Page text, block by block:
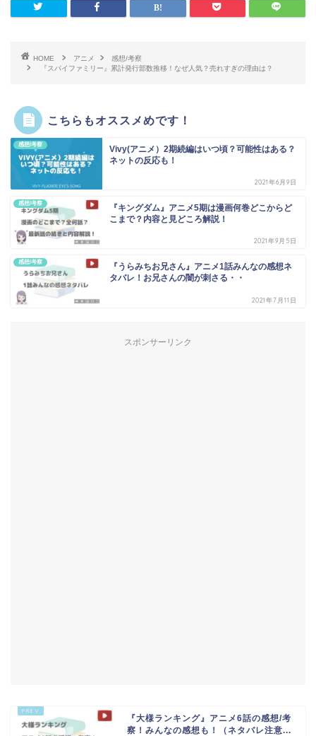
HOME アニメ
感想/考察
『スパイファミリー』累計発行部数推移！なぜ人気？売れすぎの理由は？
こちらもオススメめです！
感想/考察
Vivy(アニメ）2期続編はいつ頃？可能性はある？
ネットの反応も！
2021年6月9日
感想/考察
『キングダム』アニメ5期は漫画何巻どこからど
こまで？内容と見どころ解説！
2021年9月5日
感想/考察
『うらみちお兄さん』アニメ1話みんなの感想ネ
タバレ！お兄さんの闇が刺さる・・
2021年7月11日
スポンサーリンク
『大様ランキング』アニメ6話の感想/考
察！みんなの感想も！（ネタバレ注意...